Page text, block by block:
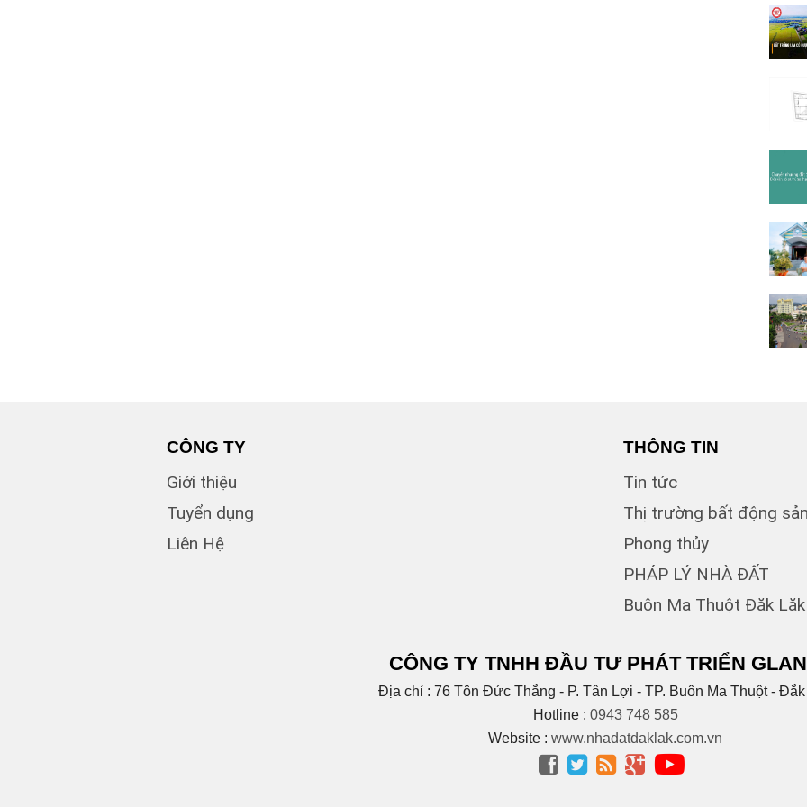
Ama
Ama
An
Bà
Bùi
Bùi
Buôn
Buôn
Buôn
Buôn
Buôn
Buôn
Chu
Chu
Cư kuin
D(1)
D2(1)
CÔNG TY
Giới thiệu
Tuyển dụng
Liên Hệ
THÔNG TIN
Tin tức
Thị trường bất động sản
Phong thủy
PHÁP LÝ NHÀ ĐẤT
Buôn Ma Thuột Đăk Lăk
CÔNG TY TNHH ĐẦU TƯ PHÁT TRIỂN
Địa chỉ : 76 Tôn Đức Thắng - P. Tân Lợi - TP. Buôn Ma Thuột -
Hotline : 0943 748 585
Website : www.nhadatdaklak.com.vn
   